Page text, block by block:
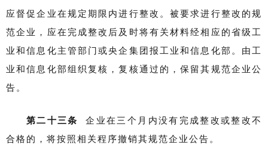
应督促企业在规定期限内进行整改。被要求进行整改的规
范企业，应在完成整改后及时将有关材料经相应的省级工
业和信息化主管部门或央企集团报工业和信息化部。由工
业和信息化部组织复核，复核通过的，保留其规范企业公
告。
第二十三条
企业在三个月内没有完成整改或整改不
合格的，将按照相关程序撤销其规范企业公告。